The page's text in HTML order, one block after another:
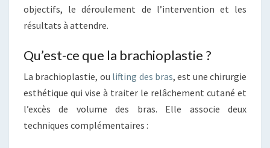
objectifs, le déroulement de l’intervention et les
résultats à attendre.
Qu’est-ce que la brachioplastie ?
La brachioplastie, ou lifting des bras, est une chirurgie
esthétique qui vise à traiter le relâchement cutané et
l’excès de volume des bras. Elle associe deux
techniques complémentaires :